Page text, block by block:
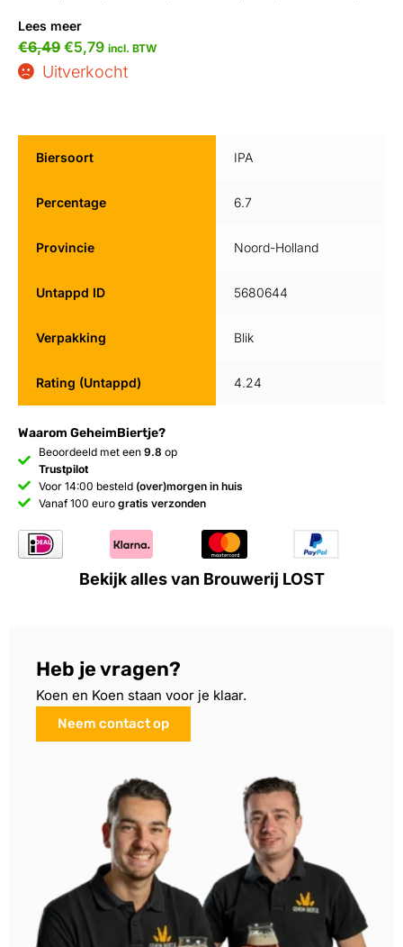
Lees meer
€6,49 €5,79 incl. BTW
Uitverkocht
Waarom GeheimBiertje?
Beoordeeld met een 9.8 op
Trustpilot
Voor 14:00 besteld (over)morgen in huis
Vanaf 100 euro gratis verzonden
Biersoort IPA
Percentage 6.7
Provincie Noord-Holland
Untappd ID 5680644
Verpakking Blik
Rating (Untappd) 4.24
Bekijk alles van Brouwerij LOST
Heb je vragen?
Koen en Koen staan voor je klaar.
Neem contact op